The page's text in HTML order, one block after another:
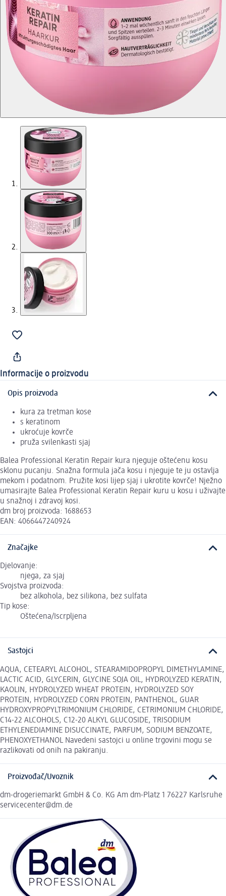
Informacije o proizvodu
Opis proizvoda
kura za tretman kose
s keratinom
ukroćuje kovrče
pruža svilenkasti sjaj
Balea Professional Keratin Repair kura njeguje oštećenu kosu
sklonu pucanju. Snažna formula jača kosu i njeguje te ju ostavlja
mekom i podatnom. Pružite kosi lijep sjaj i ukrotite kovrče! Nježno
umasirajte Balea Professional Keratin Repair kuru u kosu i uživajte
u snažnoj i zdravoj kosi.
dm broj proizvoda: 1688653
EAN: 4066447240924
Značajke
Djelovanje:
njega, za sjaj
Svojstva proizvoda:
bez alkohola, bez silikona, bez sulfata
Tip kose:
Oštećena/Iscrpljena
Sastojci
AQUA, CETEARYL ALCOHOL, STEARAMIDOPROPYL DIMETHYLAMINE,
LACTIC ACID, GLYCERIN, GLYCINE SOJA OIL, HYDROLYZED KERATIN,
KAOLIN, HYDROLYZED WHEAT PROTEIN, HYDROLYZED SOY
PROTEIN, HYDROLYZED CORN PROTEIN, PANTHENOL, GUAR
HYDROXYPROPYLTRIMONIUM CHLORIDE, CETRIMONIUM CHLORIDE,
C14-22 ALCOHOLS, C12-20 ALKYL GLUCOSIDE, TRISODIUM
ETHYLENEDIAMINE DISUCCINATE, PARFUM, SODIUM BENZOATE,
PHENOXYETHANOL Navedeni sastojci u online trgovini mogu se
razlikovati od onih na pakiranju.
Proizvođač/Uvoznik
dm-drogeriemarkt GmbH & Co. KG Am dm-Platz 1 76227 Karlsruhe
servicecenter@dm.de